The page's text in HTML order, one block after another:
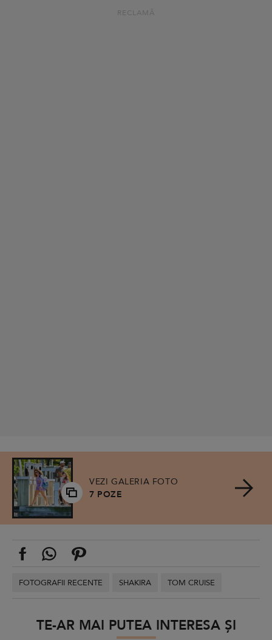
RECLAMĂ
VEZI GALERIA FOTO
7 POZE
FOTOGRAFII RECENTE SHAKIRA TOM CRUISE
TE-AR MAI PUTEA INTERESA ȘI